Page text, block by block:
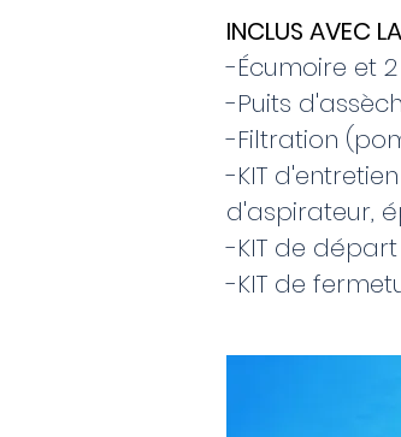
INCLUS AVEC
-Écumoire et
-Puits
-Filtration
-KIT
d'aspirateur,
-KIT de
-KIT de